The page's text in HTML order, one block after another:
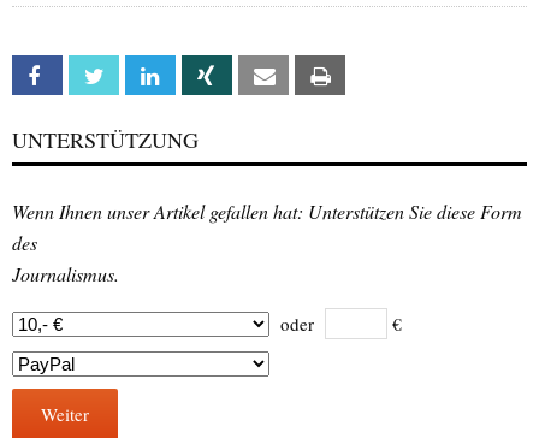
Facebook Twitter Linkedin Xing Email
UNTERSTÜTZUNG
Wenn Ihnen unser Artikel gefallen hat: Unterstützen Sie diese Form
des
Journalismus.
oder €
Weiter